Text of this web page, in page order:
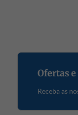
Ofertas
Receba as